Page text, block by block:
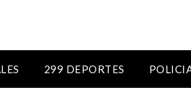
299 DEPORTES